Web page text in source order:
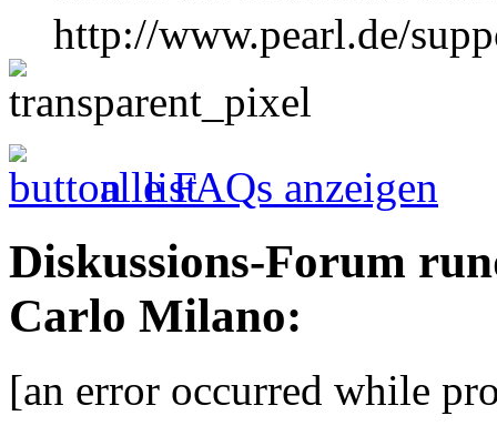
http://www.pearl.de/
alle FAQs anzeigen
Diskussions-Forum
Carlo Milano:
[an error occurred while